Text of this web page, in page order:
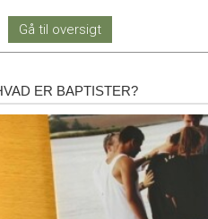
Gå til oversigt
baptister?
ER BAPTISTER?